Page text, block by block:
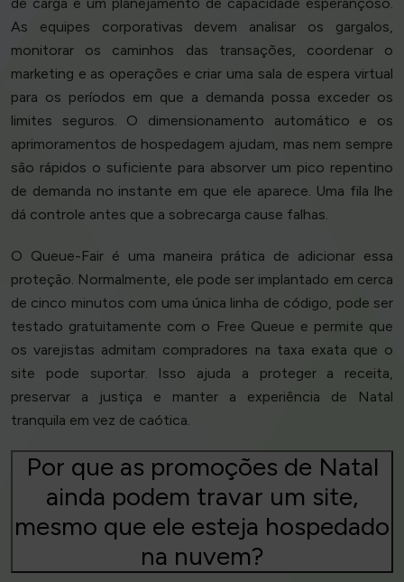
As equipes corporativas devem analisar os gargalos,
monitorar os caminhos das transações, coordenar o
marketing e as operações e criar uma sala de espera virtual
para os períodos em que a demanda possa exceder os
limites seguros. O dimensionamento automático e os
aprimoramentos de hospedagem ajudam, mas nem sempre
são rápidos o suficiente para absorver um pico repentino
de demanda no instante em que ele aparece. Uma fila lhe
dá controle antes que a sobrecarga cause falhas.
O Queue-Fair é uma maneira prática de adicionar essa
proteção. Normalmente, ele pode ser implantado em cerca
de cinco minutos com uma única linha de código, pode ser
testado gratuitamente com o Free Queue e permite que
os varejistas admitam compradores na taxa exata que o
site pode suportar. Isso ajuda a proteger a receita,
preservar a justiça e manter a experiência de Natal
tranquila em vez de caótica.
Por que as promoções de Natal
ainda podem travar um site,
mesmo que ele esteja hospedado
na nuvem?